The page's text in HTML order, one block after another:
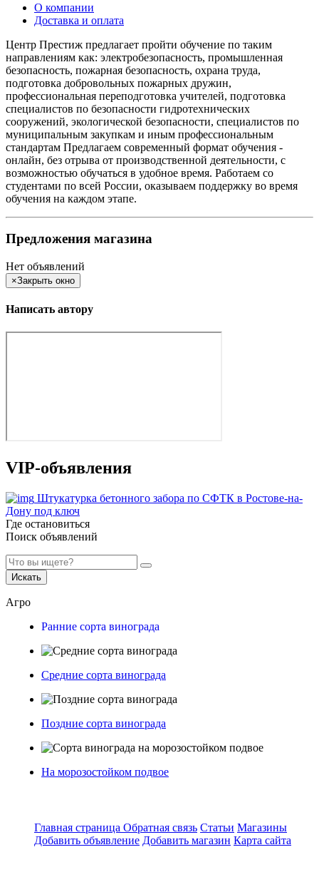
О компании
Доставка и оплата
Центр Престиж предлагает пройти обучение по таким
направлениям как: электробезопасность, промышленная
безопасность, пожарная безопасность, охрана труда,
подготовка добровольных пожарных дружин,
профессиональная переподготовка учителей, подготовка
специалистов по безопасности гидротехнических
сооружений, экологической безопасности, специалистов по
муниципальным закупкам и иным профессиональным
стандартам Предлагаем современный формат обучения -
онлайн, без отрыва от производственной деятельности, с
возможностью обучаться в удобное время. Работаем со
студентами по всей России, оказываем поддержку во время
обучения на каждом этапе.
Предложения магазина
Нет объявлений
×Закрыть окно
Написать автору
VIP-объявления
Штукатурка бетонного забора по СФТК в Ростове-на-
Дону под ключ
Где остановиться
Поиск объявлений
Искать
Агро
Ранние сорта винограда
Средние сорта винограда
Поздние сорта винограда
На морозостойком подвое
Главная страница Обратная связь Статьи Магазины
Добавить объявление Добавить магазин Карта сайта